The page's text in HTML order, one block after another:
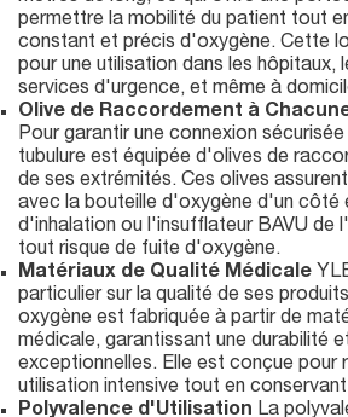
permettre la mobilité du patient tout
constant et précis d'oxygène. Cette
pour une utilisation dans les hôpitaux,
services d'urgence, et même à
Olive de Raccordement à
Pour garantir une connexion
tubulure est équipée d'olives de
de ses extrémités. Ces olives
avec la bouteille d'oxygène d'un côté
d'inhalation ou l'insufflateur BAVU de
tout risque de fuite d'oxygène.
Matériaux de Qualité Médicale
particulier sur la qualité de ses
oxygène est fabriquée à partir de
médicale, garantissant une durabilité
exceptionnelles. Elle est conçue pour
utilisation intensive tout en
Polyvalence d'Utilisation La